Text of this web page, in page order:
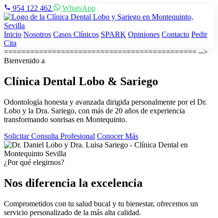
954 122 462 WhatsApp
Inicio Nosotros Casos Clínicos SPARK Opiniones Contacto Pedir
Cita
============================================ -->
Bienvenido a
Clínica Dental Lobo & Sariego
Odontología honesta y avanzada dirigida personalmente por el Dr.
Lobo y la Dra. Sariego, con más de 20 años de experiencia
transformando sonrisas en Montequinto.
Solicitar Consulta Profesional Conocer Más
¿Por qué elegirnos?
Nos diferencia la excelencia
Comprometidos con tu salud bucal y tu bienestar, ofrecemos un
servicio personalizado de la más alta calidad.